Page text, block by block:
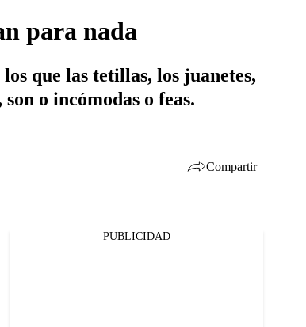
para nada
que las tetillas, los juanetes,
o incómodas o feas.
Compartir
PUBLICIDAD